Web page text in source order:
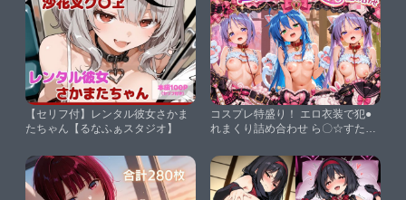
【セリフ付】レンタル彼女さかま
たちゃん【るなふぁスタジオ】
コスプレ特盛り！ エロ衣装で犯●
れまくり詰め合わせ ら〇☆すた